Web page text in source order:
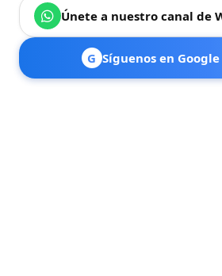
Únete a nuestro canal de
G Síguenos en